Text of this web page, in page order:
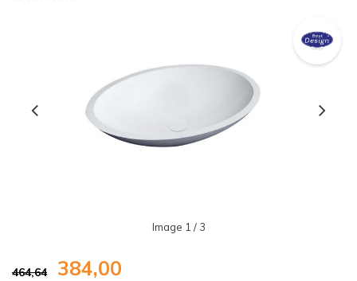
Image 1 / 3
464,64 384,00